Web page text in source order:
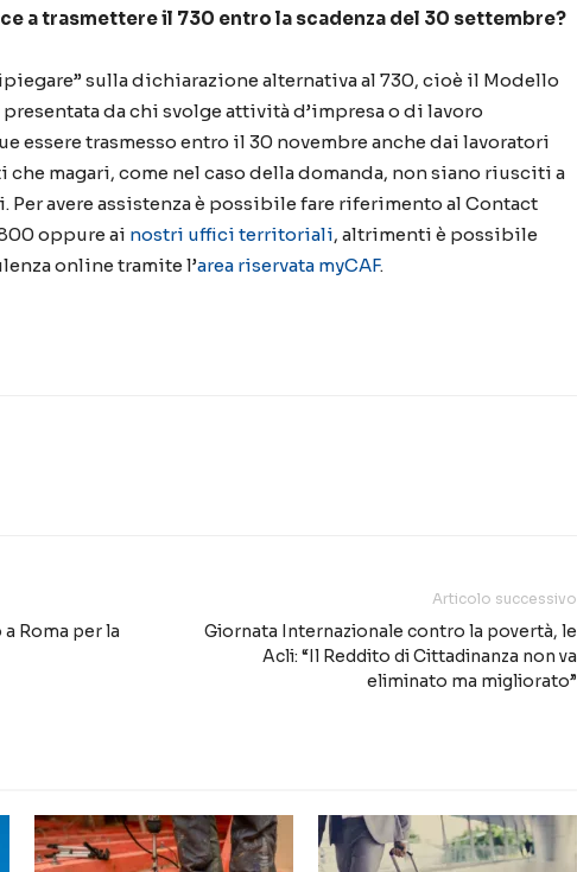
a trasmettere il 730 entro la scadenza del 30 settembre?
sulla dichiarazione alternativa al 730, cioè il Modello
da chi svolge attività d’impresa o di lavoro
essere trasmesso entro il 30 novembre anche dai lavoratori
magari, come nel caso della domanda, non siano riusciti a
avere assistenza è possibile fare riferimento al Contact
oppure ai nostri uffici territoriali, altrimenti è possibile
online tramite l’area riservata myCAF.
Roma per la
Articolo successivo
Giornata Internazionale contro la povertà, le
Acli: “Il Reddito di Cittadinanza non va
eliminato ma migliorato”